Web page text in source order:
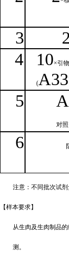
3
4 10×引
(A
5 A
对照
6
注意：不同批次试
【样本要求】
从生肉及生肉制品
测。